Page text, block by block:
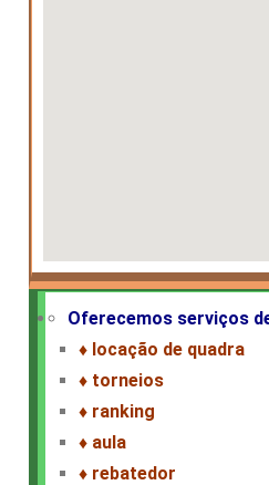
Oferecemos serviços
♦ locação de quadra
♦ torneios
♦ ranking
♦ aula
♦ rebatedor